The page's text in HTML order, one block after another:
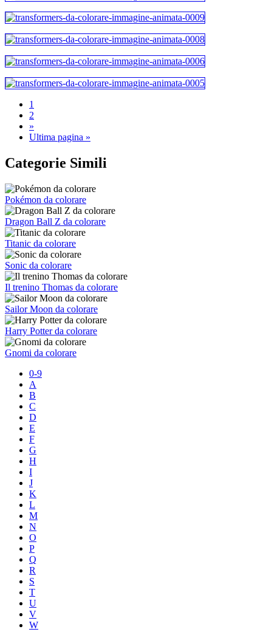
1
2
»
Ultima pagina »
Categorie Simili
Pokémon da colorare
Dragon Ball Z da colorare
Titanic da colorare
Sonic da colorare
Il trenino Thomas da colorare
Sailor Moon da colorare
Harry Potter da colorare
Gnomi da colorare
0-9
A
B
C
D
E
F
G
H
I
J
K
L
M
N
O
P
Q
R
S
T
U
V
W